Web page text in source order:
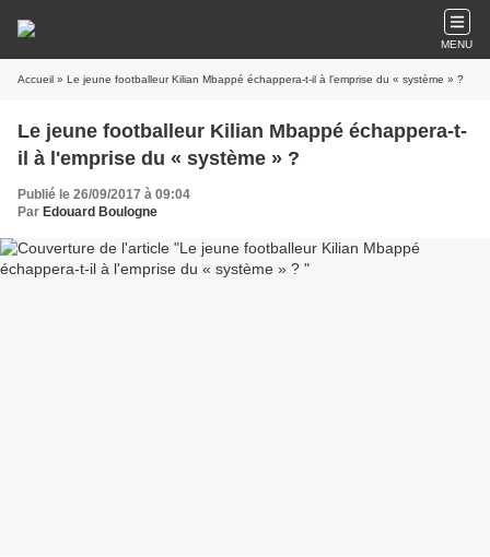
MENU
Accueil » Le jeune footballeur Kilian Mbappé échappera-t-il à l'emprise du « système » ?
Le jeune footballeur Kilian Mbappé échappera-t-
il à l'emprise du « système » ?
Publié le 26/09/2017 à 09:04
Par Edouard Boulogne